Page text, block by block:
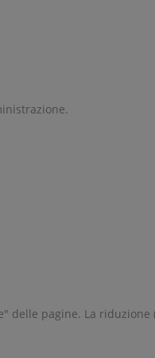
delle pagine. La riduzione